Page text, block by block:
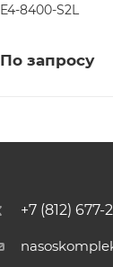
E4-8400-S2L
По запросу
+7 (812)